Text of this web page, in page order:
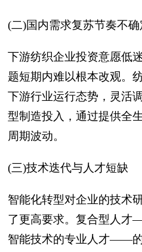
(二)国内需求复苏节奏不确
下游纺织企业投资意愿低
题短期内难以根本改观。
下游行业运行态势，灵活
型制造投入，通过提供全
周期波动。
(三)技术迭代与人才短缺
智能化转型对企业的技术
了更高要求。复合型人
智能技术的专业人才——